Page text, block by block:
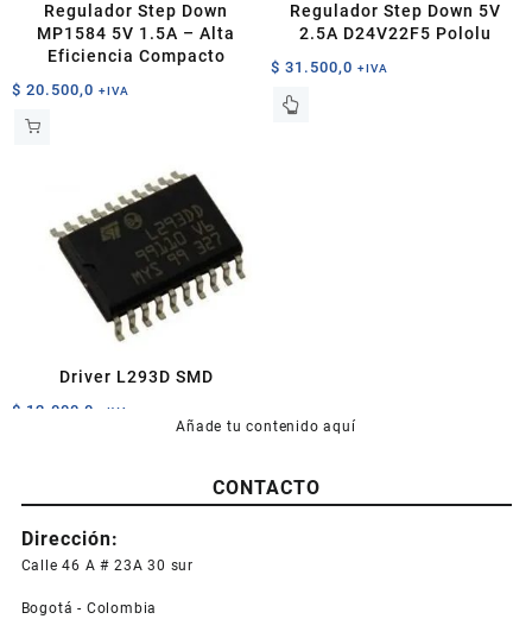
Regulador Step Down
MP1584 5V 1.5A – Alta
Eficiencia Compacto
$ 20.500,0 +IVA
Regulador Step Down 5V
2.5A D24V22F5 Pololu
$ 31.500,0 +IVA
Driver L293D SMD
$ 12.000,0 +IVA
Añade tu contenido aquí
CONTACTO
Dirección:
Calle 46 A # 23A 30 sur
Bogotá - Colombia